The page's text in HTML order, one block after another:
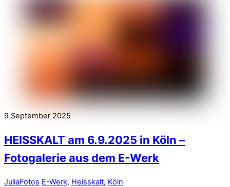
9 September 2025
HEISSKALT am 6.9.2025 in Köln –
Fotogalerie aus dem E-Werk
JuliaFotos E-Werk, Heisskalt, Köln